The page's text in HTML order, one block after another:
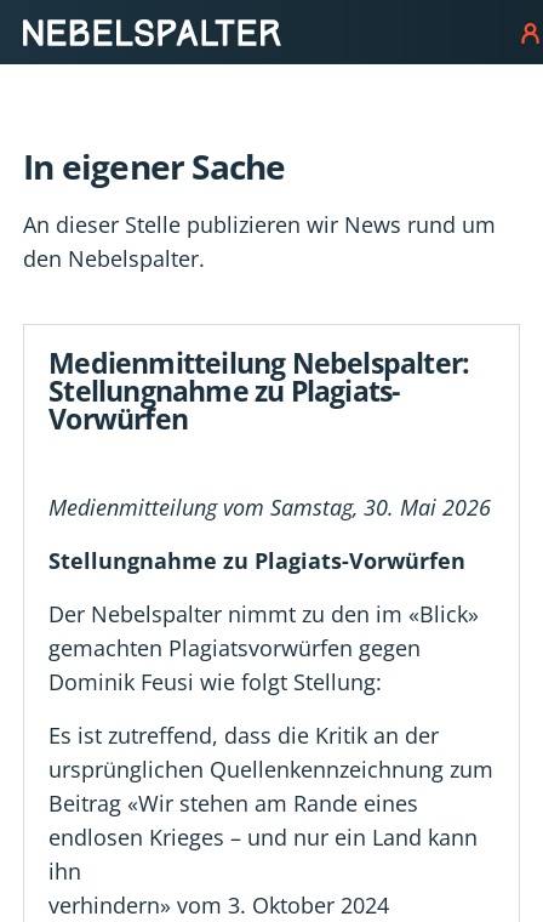
In eigener Sache
An dieser Stelle publizieren wir News rund um
den Nebelspalter.
Medienmitteilung Nebelspalter:
Stellungnahme zu Plagiats-
Vorwürfen
Medienmitteilung vom Samstag, 30. Mai 2026
Stellungnahme zu Plagiats-Vorwürfen
Der Nebelspalter nimmt zu den im «Blick»
gemachten Plagiatsvorwürfen gegen
Dominik Feusi wie folgt Stellung:
Es ist zutreffend, dass die Kritik an der
ursprünglichen Quellenkennzeichnung zum
Beitrag «Wir stehen am Rande eines
endlosen Krieges – und nur ein Land kann
ihn
verhindern» vom 3. Oktober 2024